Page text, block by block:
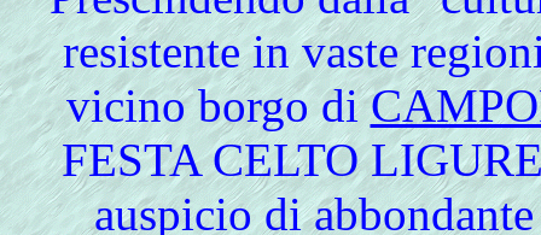
resistente in vaste
vicino borgo di
FESTA CELTO
auspicio di